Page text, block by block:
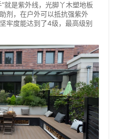
就是紫外线，光脚丫木塑地板
剂，在户外可以抵抗强紫外
牢度能达到了4级，最高级别